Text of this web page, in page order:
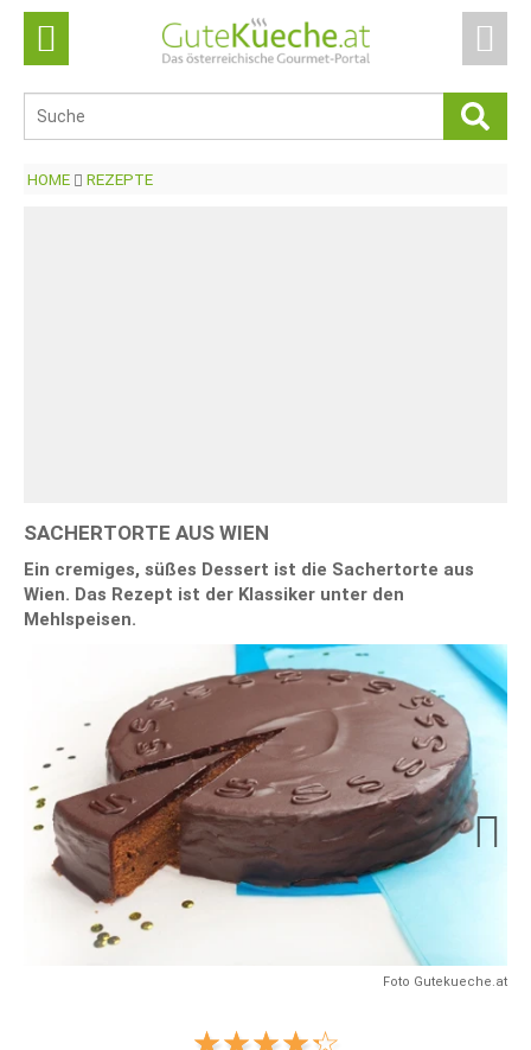
HOME REZEPTE
SACHERTORTE AUS WIEN
Ein cremiges, süßes Dessert ist die Sachertorte aus
Wien. Das Rezept ist der Klassiker unter den
Mehlspeisen.
Foto Gutekueche.at